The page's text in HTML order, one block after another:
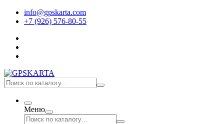
info@gpskarta.com
+7 (926) 576-80-55
Меню